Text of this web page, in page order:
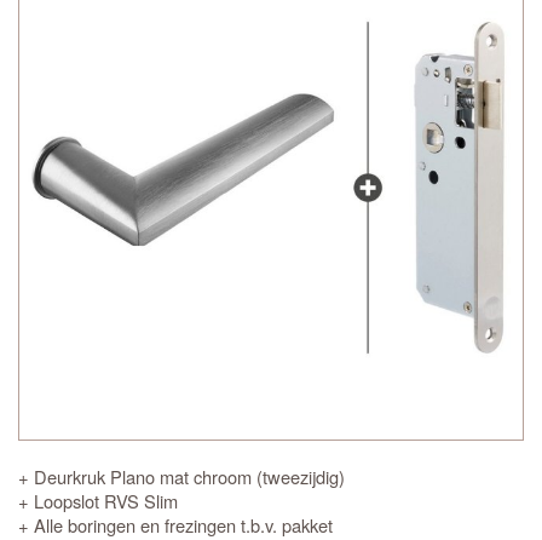
+ Deurkruk Plano mat chroom (tweezijdig)
+ Loopslot RVS Slim
+ Alle boringen en frezingen t.b.v. pakket